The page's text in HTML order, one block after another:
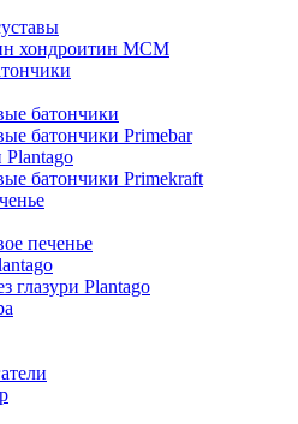
хондроитин МСМ
батончики
батончики Primebar
Plantago
батончики Primekraft
печенье
глазури Plantago